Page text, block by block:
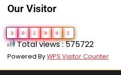
Our Visitor
3 0 2 9 9 2
Total views : 575722
Powered ByWPS Visitor Counter